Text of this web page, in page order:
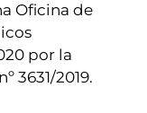
Oficina de
por la
3631/2019.